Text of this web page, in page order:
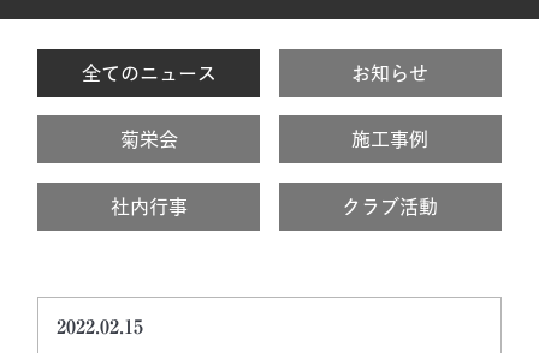
全てのニュース お知らせ
菊栄会 施工事例
社内行事 クラブ活動
2022.02.15